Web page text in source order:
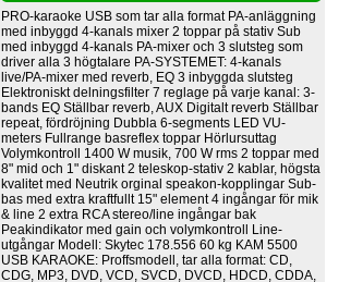
PRO-karaoke USB som tar alla format PA-anläggning
med inbyggd 4-kanals mixer 2 toppar på stativ Sub
med inbyggd 4-kanals PA-mixer och 3 slutsteg som
driver alla 3 högtalare PA-SYSTEMET: 4-kanals
live/PA-mixer med reverb, EQ 3 inbyggda slutsteg
Elektroniskt delningsfilter 7 reglage på varje kanal: 3-
bands EQ Ställbar reverb, AUX Digitalt reverb Ställbar
repeat, fördröjning Dubbla 6-segments LED VU-
meters Fullrange basreflex toppar Hörlursuttag
Volymkontroll 1400 W musik, 700 W rms 2 toppar med
8" mid och 1" diskant 2 teleskop-stativ 2 kablar, högsta
kvalitet med Neutrik orginal speakon-kopplingar Sub-
bas med extra kraftfullt 15" element 4 ingångar för mik
& line 2 extra RCA stereo/line ingångar bak
Peakindikator med gain och volymkontroll Line-
utgångar Modell: Skytec 178.556 60 kg KAM 5500
USB KARAOKE: Proffsmodell, tar alla format: CD,
CDG, MP3, DVD, VCD, SVCD, DVCD, HDCD, CDDA,